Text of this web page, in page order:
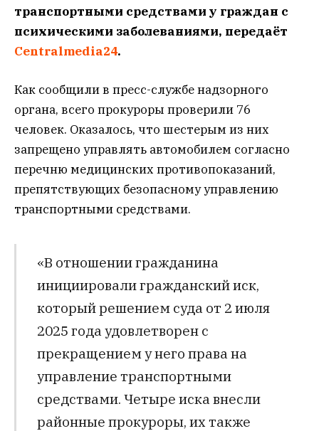
транспортными средствами у граждан с
психическими заболеваниями, передаёт
Centralmedia24.
Как сообщили в пресс-службе надзорного
органа, всего прокуроры проверили 76
человек. Оказалось, что шестерым из них
запрещено управлять автомобилем согласно
перечню медицинских противопоказаний,
препятствующих безопасному управлению
транспортными средствами.
«В отношении гражданина
инициировали гражданский иск,
который решением суда от 2 июля
2025 года удовлетворен с
прекращением у него права на
управление транспортными
средствами. Четыре иска внесли
районные прокуроры, их также